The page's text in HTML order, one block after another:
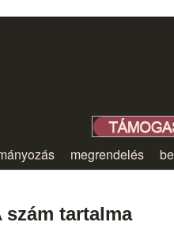
megrendelés
szám tartalma